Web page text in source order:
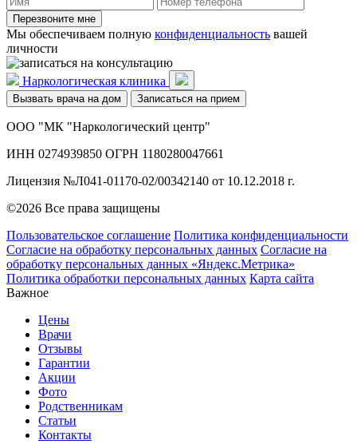
Перезвоните мне
Мы обеспечиваем полную конфиденциальность вашей
личности
Наркологическая клиника
Вызвать врача на дом Записаться на прием
ООО "МК "Наркологический центр"
ИНН 0274939850 ОГРН 1180280047661
Лицензия №Л041-01170-02/00342140 от 10.12.2018 г.
©2026 Все права защищены
Пользовательское соглашение Политика конфиденциальности
Согласие на обработку персональных данных Согласие на
обработку персональных данных «Яндекс.Метрика»
Политика обработки персональных данных Карта сайта
Важное
Цены
Врачи
Отзывы
Гарантии
Акции
Фото
Родственникам
Статьи
Контакты